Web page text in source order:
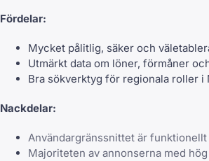
Fördelar:
Mycket pålitlig, säker och
Utmärkt data om löner, förmåner
Bra sökverktyg för regionala roller i
Nackdelar:
Användargränssnittet är
Majoriteten av annonserna med